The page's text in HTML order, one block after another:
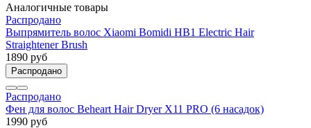
Аналогичные товары
Распродано
Выпрямитель волос Xiaomi Bomidi HB1 Electric Hair
Straightener Brush
1890 руб
Распродано
Распродано
Фен для волос Beheart Hair Dryer X11 PRO (6 насадок)
1990 руб